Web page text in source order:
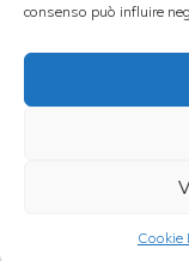
consenso può influire
Cookie
Leggi
all'arrabbiata